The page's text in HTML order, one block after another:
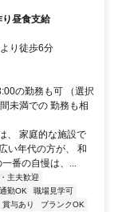
昼食支給
り徒歩6分
の勤務も可 （選択
未満での 勤務も相
、 家庭的な施設で
い年代の方が、 和
番の自慢は、...
主夫歓迎
勤OK
職場見学可
賞与あり
ブランクOK